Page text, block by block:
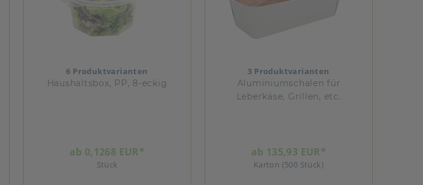
6 Produktvarianten
Haushaltsbox, PP, 8-eckig
ab 0,1268 EUR*
Stück
3 Produktvarianten
Aluminiumschalen für
Leberkäse, Grillen, etc.
ab 135,93 EUR*
Karton (500 Stück)